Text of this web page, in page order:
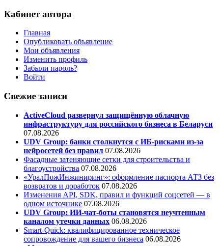
Кабинет автора
Главная
Опубликовать объявление
Мои объявления
Изменить профиль
Забыли пароль?
Войти
Свежие записи
ActiveCloud развернул защищённую облачную
инфраструктуру для российского бизнеса в Беларуси
07.08.2026
UDV Group: банки столкнутся с ИБ-рисками из-за
нейросетей без правил 07.08.2026
Фасадные затеняющие сетки для строительства и
благоустройства 07.08.2026
«УралПожИнжиниринг»: оформление паспорта АТЗ без
возвратов и доработок 07.08.2026
Изменения API, SDK, правил и функций соцсетей — в
одном источнике 07.08.2026
UDV Group: ИИ-чат-боты становятся неучтенным
каналом утечки данных 06.08.2026
Smart-Quick: квалифицированное техническое
сопровождение для вашего бизнеса 06.08.2026